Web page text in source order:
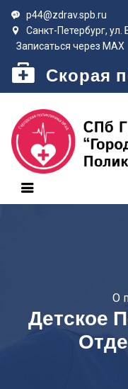
p44@zdrav.spb.ru
Санкт-Петербург, ул.
Записаться через MAX
Скорая
О
Детское